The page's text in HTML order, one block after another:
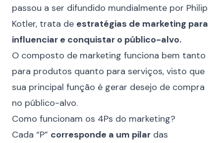
passou a ser difundido mundialmente por Philip
Kotler, trata de estratégias de marketing para
influenciar e conquistar o público-alvo.
O composto de marketing funciona bem tanto
para produtos quanto para serviços, visto que
sua principal função é gerar desejo de compra
no público-alvo.
Como funcionam os 4Ps do marketing?
Cada “P” corresponde a um pilar das